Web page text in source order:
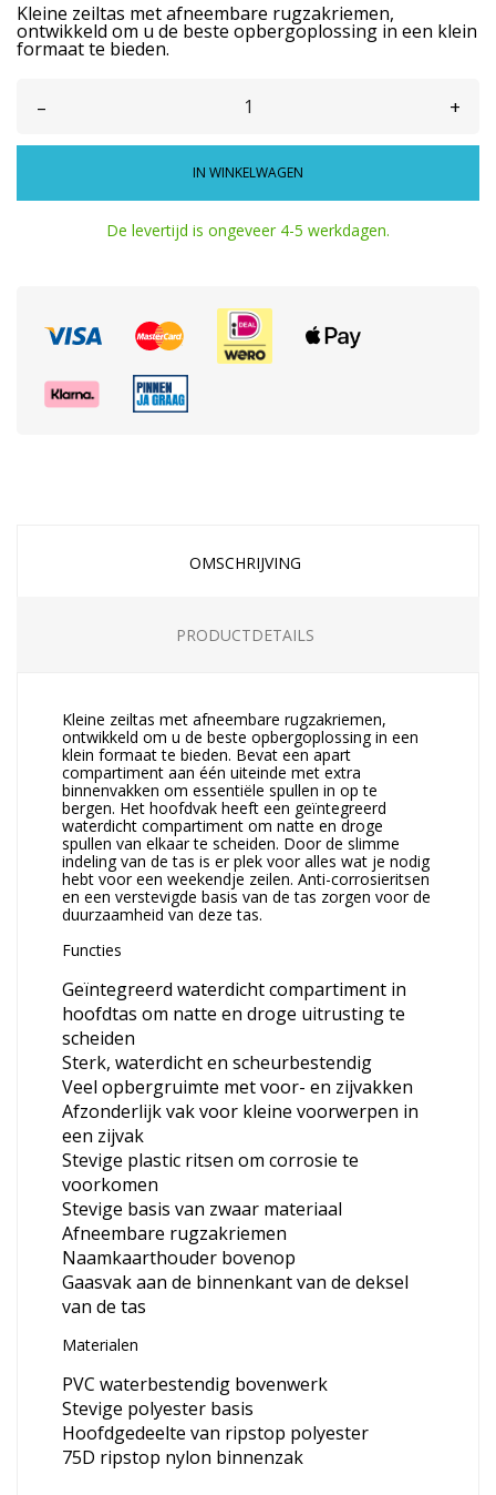
Kleine zeiltas met afneembare rugzakriemen,
ontwikkeld om u de beste opbergoplossing in een klein
formaat te bieden.
– +
IN WINKELWAGEN
De levertijd is ongeveer 4-5 werkdagen.
OMSCHRIJVING
PRODUCTDETAILS
Kleine zeiltas met afneembare rugzakriemen,
ontwikkeld om u de beste opbergoplossing in een
klein formaat te bieden. Bevat een apart
compartiment aan één uiteinde met extra
binnenvakken om essentiële spullen in op te
bergen. Het hoofdvak heeft een geïntegreerd
waterdicht compartiment om natte en droge
spullen van elkaar te scheiden. Door de slimme
indeling van de tas is er plek voor alles wat je nodig
hebt voor een weekendje zeilen. Anti-corrosieritsen
en een verstevigde basis van de tas zorgen voor de
duurzaamheid van deze tas.
Functies
Geïntegreerd waterdicht compartiment in
hoofdtas om natte en droge uitrusting te
scheiden
Sterk, waterdicht en scheurbestendig
Veel opbergruimte met voor- en zijvakken
Afzonderlijk vak voor kleine voorwerpen in
een zijvak
Stevige plastic ritsen om corrosie te
voorkomen
Stevige basis van zwaar materiaal
Afneembare rugzakriemen
Naamkaarthouder bovenop
Gaasvak aan de binnenkant van de deksel
van de tas
Materialen
PVC waterbestendig bovenwerk
Stevige polyester basis
Hoofdgedeelte van ripstop polyester
75D ripstop nylon binnenzak